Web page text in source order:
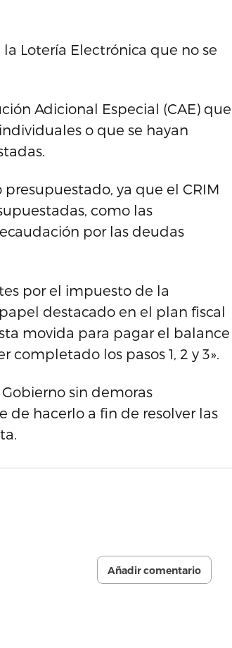
Lotería Electrónica que no se
Adicional Especial (CAE) que
o que se hayan
ya que el CRIM
como las
por las deudas
por el impuesto de la
destacado en el plan fiscal
movida para pagar el balance
los pasos 1, 2 y 3».
sin demoras
de hacerlo a fin de resolver las
Añadir comentario